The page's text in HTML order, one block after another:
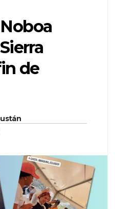
de